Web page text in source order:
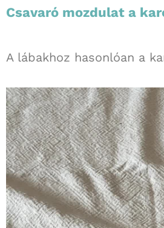
Csavaró mozdulat a
A lábakhoz hasonlóan a